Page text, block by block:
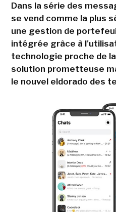
Dans la série des
se vend comme la plus
une gestion de
intégrée grâce à
technologie proche de
solution prometteuse
le nouvel eldorado des